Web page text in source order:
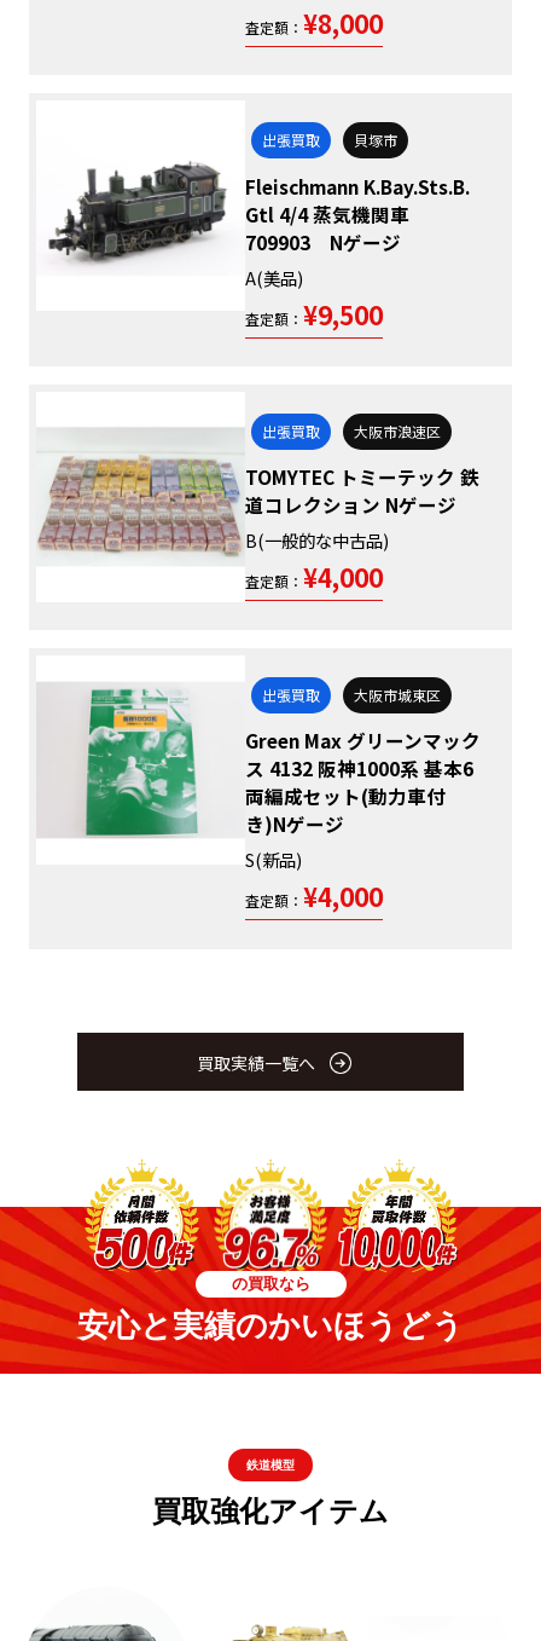
査定額： ¥8,000
出張買取 貝塚市
Fleischmann K.Bay.Sts.B.
Gtl 4/4 蒸気機関車
709903 Nゲージ
A(美品)
査定額： ¥9,500
出張買取 大阪市浪速区
TOMYTEC トミーテック 鉄
道コレクション Nゲージ
B(一般的な中古品)
査定額： ¥4,000
出張買取 大阪市城東区
Green Max グリーンマック
ス 4132 阪神1000系 基本6
両編成セット(動力車付
き)Nゲージ
S(新品)
査定額： ¥4,000
買取実績一覧へ
の買取なら
安心と実績のかいほうどう
鉄道模型
買取強化アイテム